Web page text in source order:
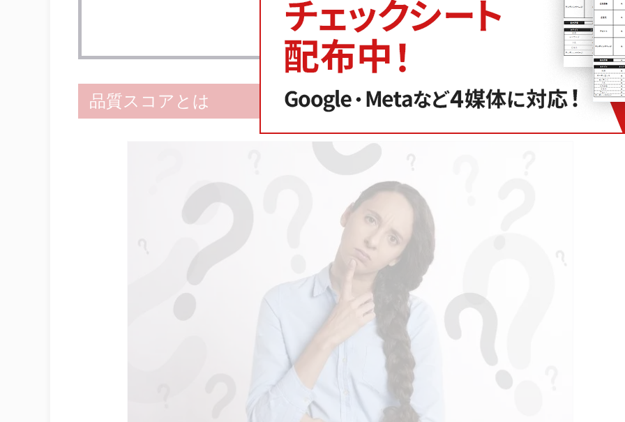
キーワードに対する広告の関連性を高める
ランディングページを改善する
まとめ：品質スコアを改善して広告ランクを上げよう
次へ
品質スコアとは